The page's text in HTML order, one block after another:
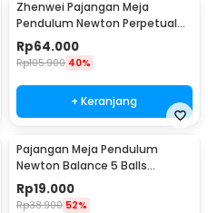
Zhenwei Pajangan Meja
Pendulum Newton Perpetual
Model Ferris Wheel - ZPW
Rp64.000
Rp105.900 40%
+ Keranjang
Pajangan Meja Pendulum
Newton Balance 5 Balls
Stainless Steel Model T S -
LX013
Rp19.000
Rp38.900 52%